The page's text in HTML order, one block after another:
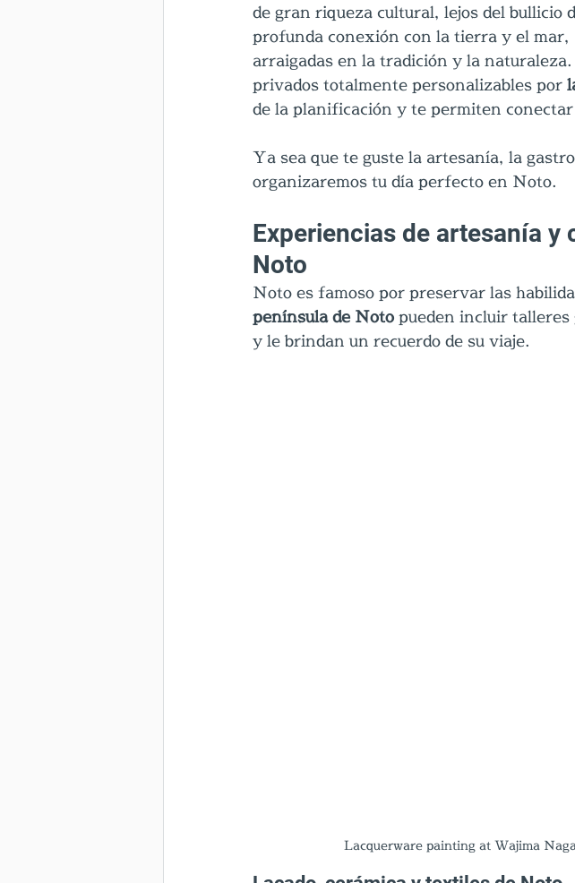
de gran riqueza cultural, lejos del bullicio
profunda conexión con la tierra y el
arraigadas en la tradición y la
privados totalmente personalizables por
de la planificación y te permiten
Ya sea que te guste la artesanía, la
organizaremos tu día perfecto en Noto.
Experiencias de artesanía y
Noto
Noto es famoso por preservar las
península de Noto pueden incluir talleres
y le brindan un recuerdo de su viaje.
Lacquerware painting at Wajima